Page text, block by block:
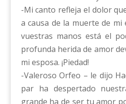
-Mi canto refleja el dolor
a causa de la muerte de mi
vuestras manos está el
profunda herida de amor
mi esposa. ¡Piedad!
-Valeroso Orfeo – le dijo
par ha despertado
grande ha de ser tu amor